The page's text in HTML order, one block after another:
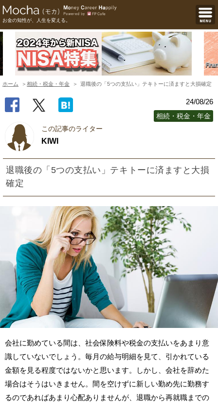
お金の知性が、人生を変える。
ホーム 相続・税金・年金 退職後の「5つの支払い」テキトーに済ますと大損確定
24/08/26
相続・税金・年金
この記事のライター
KIWI
退職後の「5つの支払い」テキトーに済ますと大損
確定
会社に勤めている間は、社会保険料や税金の支払いをあまり意
識していないでしょう。毎月の給与明細を見て、引かれている
金額を見る程度ではないかと思います。しかし、会社を辞めた
場合はそうはいきません。間を空けずに新しい勤め先に勤務す
るのであればあまり心配ありませんが、退職から再就職までの